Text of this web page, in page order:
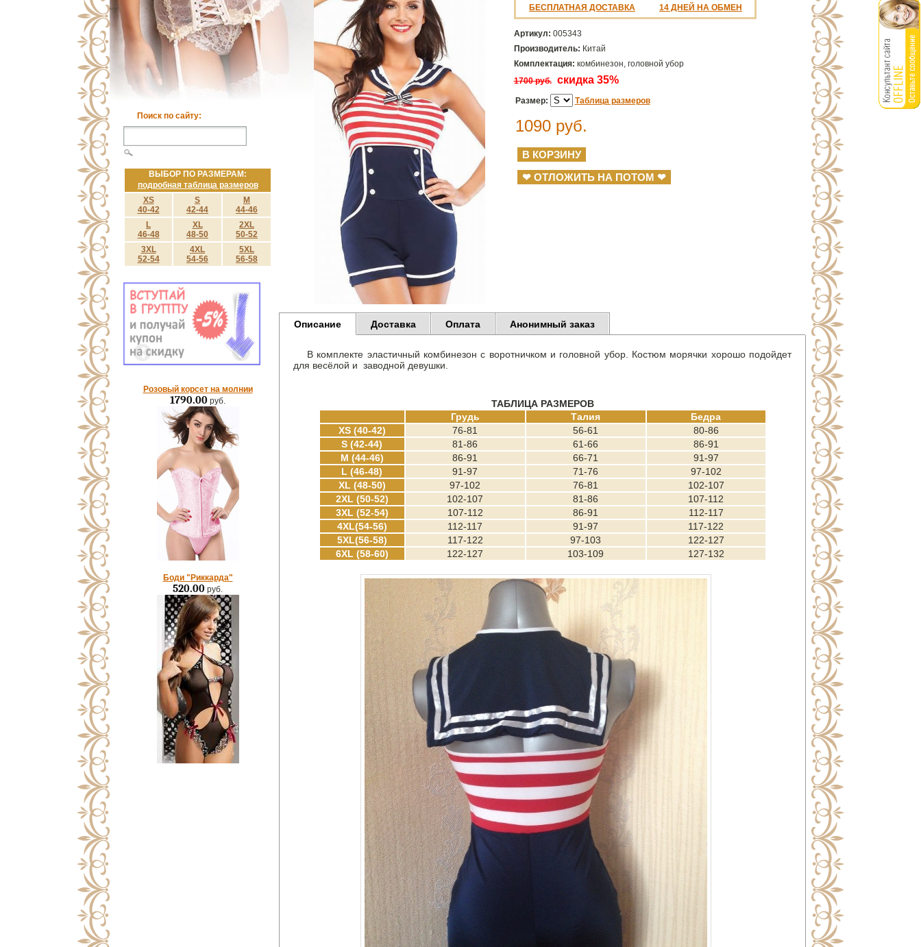
Поиск по сайту:
ВЫБОР ПО РАЗМЕРАМ:
подробная таблица размеров
XS
40-42
S
42-44
M
44-46
L
46-48
XL
48-50
2XL
50-52
3XL
52-54
4XL
54-56
5XL
56-58
Розовый корсет на молнии
1790.00 руб.
Боди "Риккарда"
520.00 руб.
БЕСПЛАТНАЯ ДОСТАВКА 14 ДНЕЙ НА ОБМЕН
Артикул: 005343
Производитель: Китай
Комплектация: комбинезон, головной убор
1700 руб.скидка 35%
Размер: Таблица размеров
1090руб.
❤ ОТЛОЖИТЬ НА ПОТОМ ❤
Описание Доставка Оплата Анонимный заказ
В комплекте эластичный комбинезон с воротничком и головной убор.
Костюм морячки хорошо подойдет
для весёлой и заводной девушки.
ТАБЛИЦА РАЗМЕРОВ
Грудь
Талия
Бедра
XS (40-42)
76-81 56-61
80-86
S (42-44)
81-86 61-66
86-91
M (44-46)
86-91 66-71
91-97
L (46-48)
91-97 71-76
97-102
XL (48-50)
97-102 76-81
102-107
2XL (50-52)
102-107 81-86
107-112
3XL (52-54)
107-112 86-91
112-117
4XL(54-56)
112-117 91-97
117-122
5XL(56-58)
117-122 97-103
122-127
6XL (58-60)
122-127 103-109 127-132